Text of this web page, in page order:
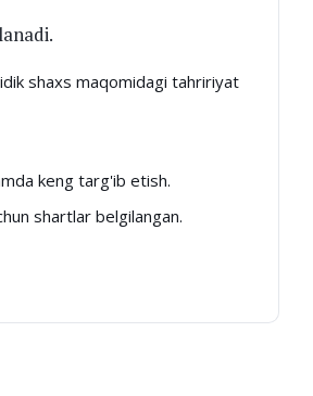
shaxs maqomidagi tahririyat
keng targ'ib etish.
shartlar belgilangan.